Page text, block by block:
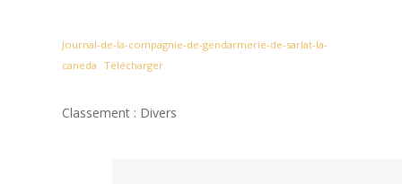
Journal-de-la-compagnie-de-gendarmerie-de-sarlat-la-
caneda
Télécharger
Classement : Divers